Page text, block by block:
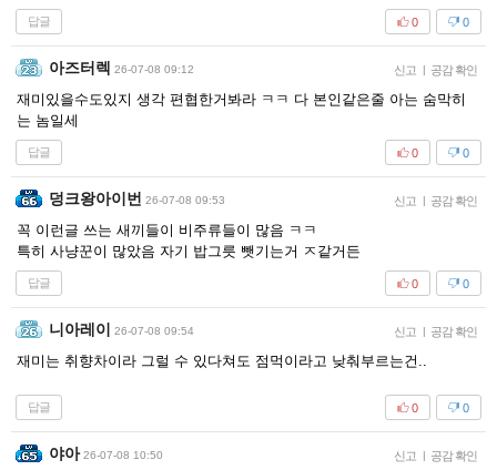
답글 0
0
아즈터렉 26-07-08 09:12 신고 | 공감 확인
재미있을수도있지 생각 편협한거봐라 ㅋㅋ 다 본인같은줄 아는 숨막히
는 놈일세
답글 0
0
덩크왕아이번 26-07-08 09:53 신고 | 공감 확인
꼭 이런글 쓰는 새끼들이 비주류들이 많음 ㅋㅋ
특히 사냥꾼이 많았음 자기 밥그릇 뺏기는거 ㅈ같거든
답글 0
0
니아레이 26-07-08 09:54 신고 | 공감 확인
재미는 취향차이라 그럴 수 있다쳐도 점먹이라고 낮춰부르는건..
답글 0
0
야아 26-07-08 10:50 신고 | 공감 확인